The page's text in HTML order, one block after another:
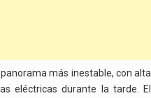
más inestable, con alta
eléctricas durante la tarde. El